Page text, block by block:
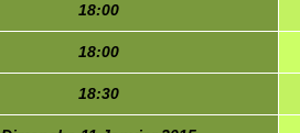
18:00
18:00
18:30